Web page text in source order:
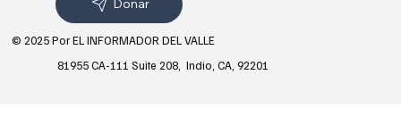
Donar
81955 CA-111 Suite 208, Indio, CA, 92201
© 2025 Por EL INFORMADOR DEL VALLE